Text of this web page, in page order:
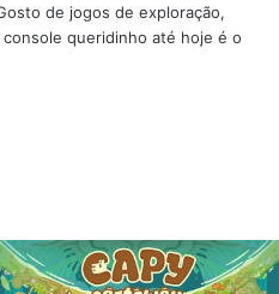
de jogos de exploração,
queridinho até hoje é o